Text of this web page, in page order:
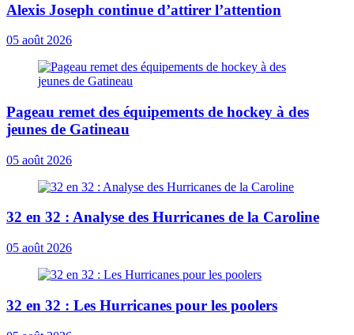
Alexis Joseph continue d’attirer l’attention
05 août 2026
Pageau remet des équipements de hockey à des
jeunes de Gatineau
05 août 2026
32 en 32 : Analyse des Hurricanes de la Caroline
05 août 2026
32 en 32 : Les Hurricanes pour les poolers